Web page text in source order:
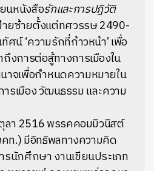
นหนังสือรักและการปฏิวัติ
ซ้ายตั้งแต่ทศวรรษ 2490-
ศน์ ‘ความรักที่ก้าวหน้า’เพื่อ
งการต่อสู้ทางการเมืองใน
าจเพื่อกำหนดความหมายใน
เมือง วัฒนธรรม และความ
ลา 2516 พรรคคอมมิวนิสต์
ท.) มีอิทธิพลทางความคิด
นักศึกษา งานเขียนประเภท